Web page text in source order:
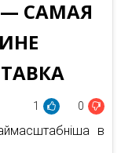
— САМАЯ
1 0
в